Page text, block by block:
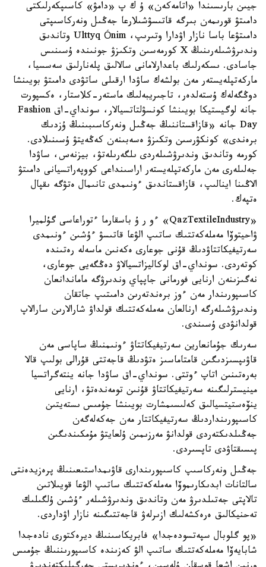
جيىن بارىسىندا «اتامەكەن» ۇ ك پ «دامۋ» كاسىپكەرلىكتى
دامىتۋ قورىمەن بىرگە قاتىسۋشىلارعا جەڭىل ونەركاسىپتى
دامىتۋعا باسا نازار اۋدارا وتىرىپ، Ulttyq Ónim وتاندىق
وندىرۋشىلەرىنىڭ X كورمەسىن وتكىزۋ جونىندە ۇسىنىس
جاسادى. ىسكەرلىك باعدارلامانى سالالىق پلەنارلىق سەسسيا،
ماركەتپلەيستەر مەن بولشەك ساۋدا ارقىلى ساتۋدى دامىتۋ بويىنشا
دوڭگەلەك ۇستەلدەر، تاجىريبەلىك ماستەر-كلاستار، ەكسپورت
جانە لوگيستيكا بويىنشا كونسۋلتاتسيالار، سونداي-اق Fashion
Day جانە «قازاقستاننىڭ جەڭىل ونەركاسىبىنىڭ ۇزدىك
برەندى» كونكۋرسىن وتكىزۋ ەسەبىنەن كەڭەيتۋ ۇسىنىلادى.
كورمە وتاندىق وندىرۋشىلەردى ىلگەرىلەتۋ، بيزنەس، ساۋدا
جەلىلەرى مەن ماركەتپلەيستەر اراسىنداعى كووپەراتسيانى دامىتۋ
الاڭىنا اينالىپ، قازاقستاندىق ءونىمدى تانىمال ەتۋگە ىقپال
ەتپەك.
«QazTextileIndustry» ءو ر ۇ باسقارما ءتوراعاسى گۇلميرا
ۋاحيتوۆا مەملەكەتتىك ساتىپ الۋعا قاتىسۋ ءۇشىن ءونىمدى
سەرتيفيكاتتاۋدىڭ قۇنى جوعارى ەكەنىن ماسەلە رەتىندە
كوتەردى. سونداي-اق لوكاليزاتسيالاۋ دەڭگەيى جوعارى،
نەگىزىنەن ارنايى فورمانى جاپپاي وندىرۋگە ماماندانعان
كاسىپورىندار مەن ءوز برەندتەرىن دامىتىپ جاتقان
وندىرۋشىلەرگە ارنالعان مەملەكەتتىك قولداۋ شارالارىن سارالاپ
قولدانۋدى ۇسىندى.
سەرىك جۇمانعارين سەرتيفيكاتتاۋ ءونىمنىڭ ساپاسى مەن
قاۋىپسىزدىگىن قامتاماسىز ەتۋدىڭ قاجەتتى قۇرالى بولىپ قالا
بەرەتىنىن اتاپ ءوتتى. سونداي-اق ساۋدا جانە ينتەگراتسيا
مينيسترلىگىنە سەرتيفيكاتتاۋ قۇنىن تومەندەتۋ، ارنايى
ينۆەستيتسيالىق كەلىسىمشارت بويىنشا جۇمىس ىستەيتىن
كاسىپورىنداردىڭ سەرتيفيكاتتار مەن جەكەلەگەن
جەڭىلدىكتەردى قولدانۋ مەرزىمىن ۇلعايتۋ مۇمكىندىگىن
پىسىقتاۋدى تاپسىردى.
جەڭىل ونەركاسىپ كاسىپورىندارى قاۋىمداستىعىنىڭ پرەزيدەنتى
سالتانات ابدىكارىموۆا مەملەكەتتىك ساتىپ الۋعا قويىلاتىن
تالاپتى جەتىلدىرۋ مەن وتاندىق وندىرۋشىلەر ءۇشىن ۇلگىلىك
تەحنيكالىق ەرەكشەلىك ازىرلەۋ قاجەتتىگىنە نازار اۋداردى.
«پو گلوبال سپەتسودەجدا» فابريكاسىنىڭ ديرەكتورى نادەجدا
شابايەۆا مەملەكەتتىك ساتىپ الۋ كەزىندە كاسىپورىننىڭ جۇمىس